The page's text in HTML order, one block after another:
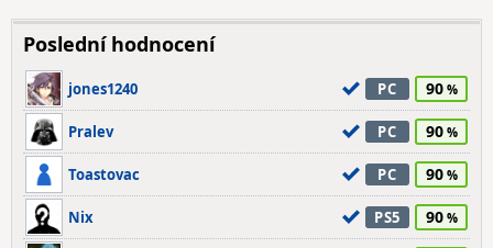
Poslední hodnocení
jones1240 PC 90
Pralev PC 90
Toastovac PC 90
Nix PS5 90